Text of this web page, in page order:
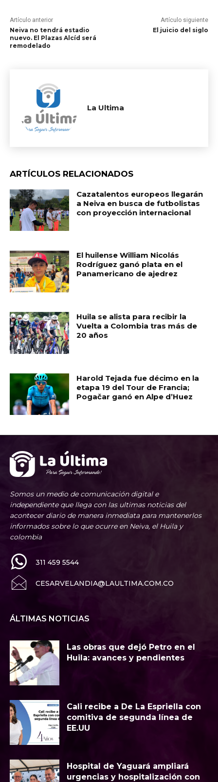
Artículo anterior
Neiva no tendrá estadio
nuevo. El Plazas Alcíd será
remodelado
Artículo siguiente
El juicio del siglo
La Ultima
ARTÍCULOS RELACIONADOS
Cazatalentos europeos llegarán
a Neiva en busca de futbolistas
con proyección internacional
El huilense William Nicolás
Rodríguez ganó plata en el
Panamericano de ajedrez
Huila se alista para recibir la
Vuelta a Colombia tras más de
20 años
Harold Tejada fue décimo en la
etapa 19 del Tour de Francia;
Pogačar ganó en Alpe d’Huez
Somos un medio de comunicación digital e
independiente que llega con las ultimas noticias del
acontecer diario de manera inmediata para mantenerlos
informados sobre lo que ocurre en Neiva, el Huila y
colombia
311 459 5544
CESARVELANDIA@LAULTIMA.COM.CO
ÁLTIMAS NOTICIAS
Las obras que dejó Petro en el
Huila: avances y pendientes
Cali recibe a De La Espriella con
comitiva de segunda línea de
EE.UU
Hospital de Yaguará ampliará
urgencias y hospitalización con